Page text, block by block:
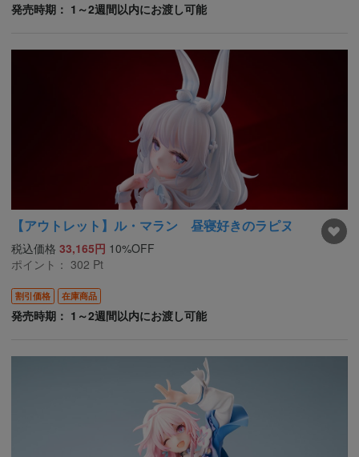
発売時期： 1～2週間以内にお渡し可能
【アウトレット】ル・マラン 昼寝好きのラピヌ
税込価格 33,165円 10%OFF
ポイント： 302 Pt
割引価格 在庫商品
発売時期： 1～2週間以内にお渡し可能